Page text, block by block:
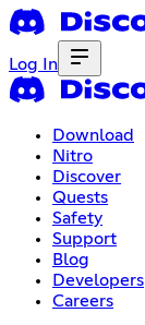
Log In
Download
Nitro
Discover
Quests
Safety
Support
Blog
Developers
Careers